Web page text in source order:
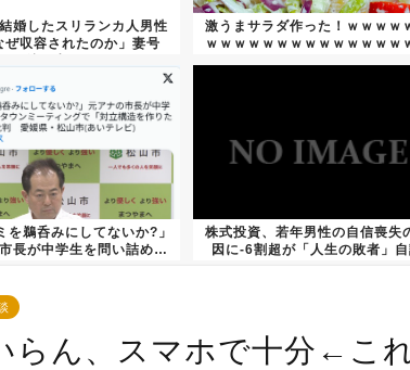
婚したスリランカ人男性
ぜ収容されたのか」妻号
激うまサラダ作った！ｗｗｗｗ
ｗｗｗｗｗｗｗｗｗｗｗｗｗｗ
を鵜呑みにしてないか?」
長が中学生を問い詰め…
株式投資、若年男性の自信喪失
因に-6割超が「人生の敗者」
らん、スマホで十分←こ